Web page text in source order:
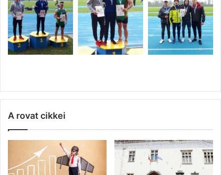
A rovat cikkei